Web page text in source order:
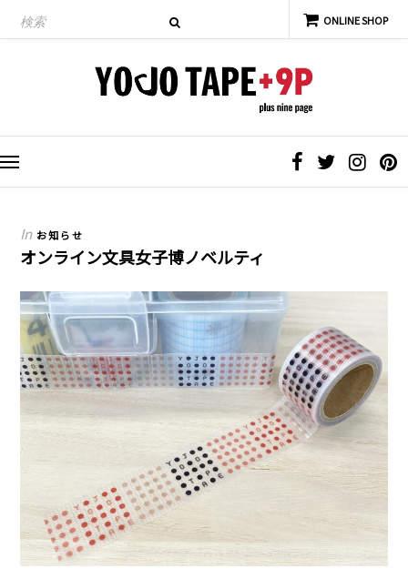
In お知らせ
オンライン文具女子博ノベルティ